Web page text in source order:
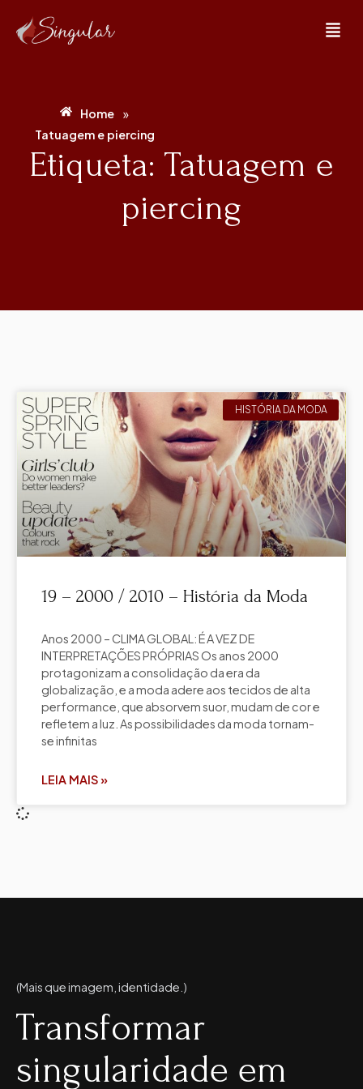
Home »
Tatuagem e piercing
Etiqueta: Tatuagem e
piercing
HISTÓRIA DA MODA
19 – 2000 / 2010 – História da Moda
Anos 2000 – CLIMA GLOBAL: É A VEZ DE
INTERPRETAÇÕES PRÓPRIAS Os anos 2000
protagonizam a consolidação da era da
globalização, e a moda adere aos tecidos de alta
performance, que absorvem suor, mudam de cor e
refletem a luz. As possibilidades da moda tornam-
se infinitas
LEIA MAIS »
(Mais que imagem, identidade.)
Transformar
singularidade em